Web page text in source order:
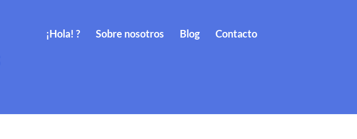
¡Hola! ? Sobre nosotros Blog Contacto